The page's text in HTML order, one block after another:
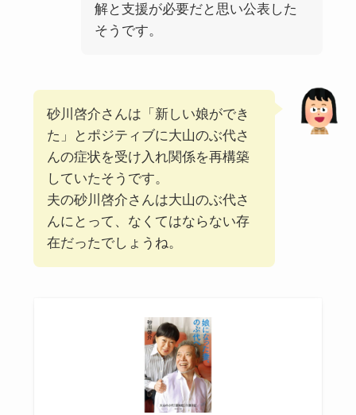
解と支援が必要だと思い公表した
そうです。
砂川啓介さんは「新しい娘ができ
た」とポジティブに大山のぶ代さ
んの症状を受け入れ関係を再構築
していたそうです。
夫の砂川啓介さんは大山のぶ代さ
んにとって、なくてはならない存
在だったでしょうね。